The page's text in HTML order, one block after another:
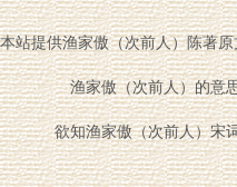
本站提供渔家傲（次前人）陈著
渔家傲（次前人）的意
欲知渔家傲（次前人）宋